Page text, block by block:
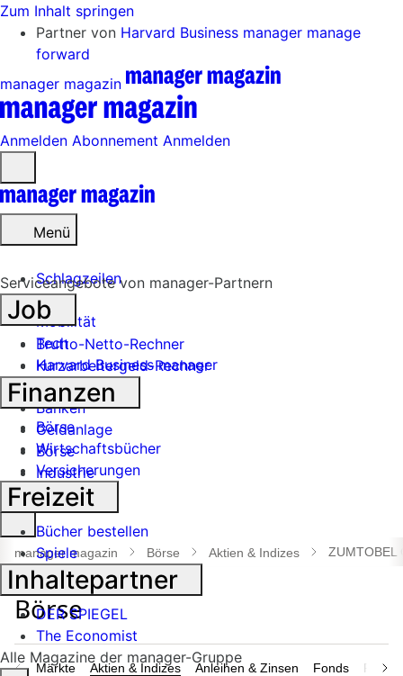
Zum Inhalt springen
Partner von Harvard Business manager manage
forward
manager magazin
Anmelden Abonnement Anmelden
öffnen
Menü
Schlagzeilen
Mobilität
Tech
Harvard Business manager
Handel
Banken
Geldanlage
Börse
Industrie
Suche
öffnen
manager magazin Börse Aktien & Indizes ZUMTOBEL
Märkte Aktien & Indizes Anleihen & Zinsen Fonds
Serviceangebote von manager-Partnern
Job
Brutto-Netto-Rechner
Kurzarbeitergeld-Rechner
Finanzen
Börse
Wirtschaftsbücher
Versicherungen
Freizeit
Bücher bestellen
Spiele
Inhaltepartner
DER SPIEGEL
The Economist
Alle Magazine der manager-Gruppe